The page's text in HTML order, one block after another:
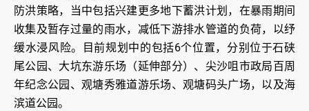
防洪策略，当中包括兴建更多地下蓄洪计划，在暴雨期间
收集及暂存过量的雨水，减低下游排水管道的负荷，以纾
缓水浸风险。目前规划中的包括6个位置，分别位于石硖
尾公园、大坑东游乐场（延伸部分）、尖沙咀市政局百周
年纪念公园、观塘秀雅道游乐场、观塘码头广场，以及海
滨道公园。